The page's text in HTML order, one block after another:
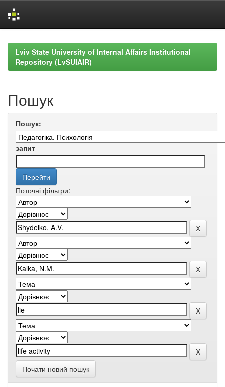
navigationLviv State University of Internal Affairs Institutional
Repository (LvSUIAIR)
Пошук
Пошук:
запит
Поточні фільтри:
Почати новий пошук